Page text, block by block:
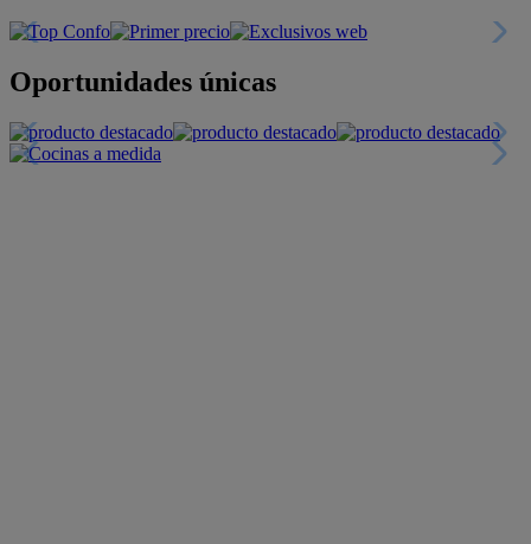
Oportunidades únicas